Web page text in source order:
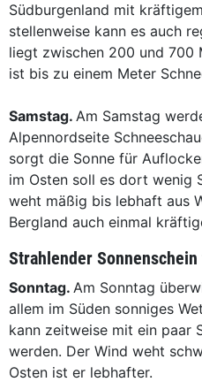
Südburgenland mit
stellenweise kann es auch
liegt zwischen 200 und 700
ist bis zu einem Meter
Samstag. Am Samstag
Alpennordseite
sorgt die Sonne für
im Osten soll es dort wenig
weht mäßig bis lebhaft aus
Bergland auch einmal
Strahlender
Sonntag. Am Sonntag
allem im Süden sonniges
kann zeitweise mit ein paar
werden. Der Wind weht
Osten ist er lebhafter.